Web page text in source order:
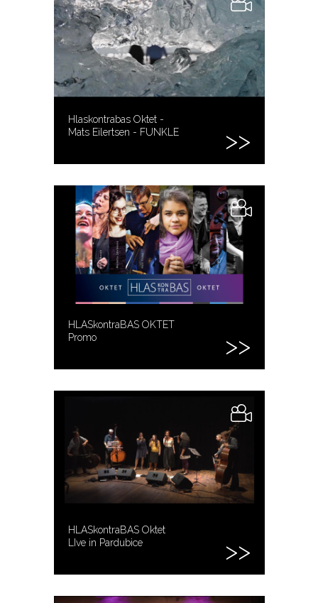
Hlaskontrabas Oktet -
Mats Eilertsen - FUNKLE
HLASkontraBAS OKTET
Promo
HLASkontraBAS Oktet
LIve in Pardubice